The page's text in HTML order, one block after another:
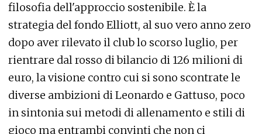
filosofia dell'approccio sostenibile. È la
strategia del fondo Elliott, al suo vero anno zero
dopo aver rilevato il club lo scorso luglio, per
rientrare dal rosso di bilancio di 126 milioni di
euro, la visione contro cui si sono scontrate le
diverse ambizioni di Leonardo e Gattuso, poco
in sintonia sui metodi di allenamento e stili di
gioco ma entrambi convinti che non ci